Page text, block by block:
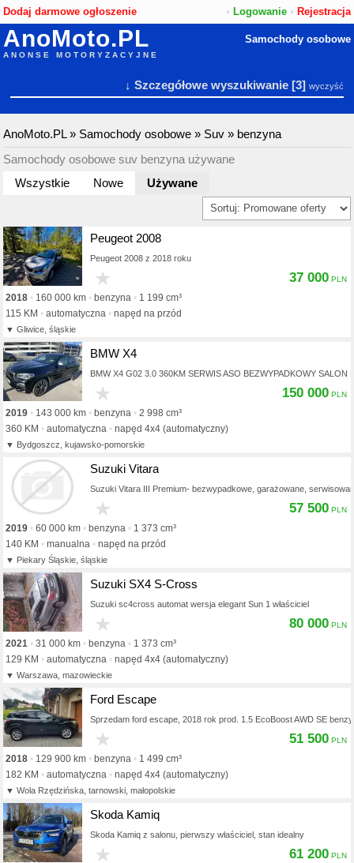
Dodaj darmowe ogłoszenie • Logowanie• Rejestracja
AnoMoto.PL
ANONSE MOTORYZACYJNE
Samochody osobowe
↓ Szczegółowe wyszukiwanie[3] wyczyść
AnoMoto.PL» Samochody osobowe » Suv » benzyna
Samochody osobowe suv benzyna używane
Wszystkie
Nowe Używane
Peugeot 2008
Peugeot 2008 z 2018 roku
2018 160 000 km benzyna
1 199 cm³
115 KM
automatyczna napęd na przód
Gliwice, śląskie
37 000
BMW X4
BMW X4 G02 3.0 360KM SERWIS ASO BEZWYPADKOWY SALON
2019 143 000 km benzyna
2 998 cm³
360 KM
automatyczna napęd 4x4 (automatyczny)
Bydgoszcz, kujawsko-pomorskie
150 000
Suzuki Vitara
Suzuki Vitara III Premium- bezwypadkowe, garażowane,
2019 60 000 km benzyna
1 373 cm³
140 KM
manualna napęd na przód
Piekary Śląskie, śląskie
57 500
Suzuki SX4 S-Cross
Suzuki sc4cross automat wersja elegant Sun 1 właściciel
2021 31 000 km benzyna
1 373 cm³
129 KM
automatyczna napęd 4x4 (automatyczny)
Warszawa, mazowieckie
80 000
Ford Escape
Sprzedam ford escape, 2018 rok prod. 1.5 EcoBoost AWD SE
2018 129 900 km benzyna
1 499 cm³
182 KM
automatyczna napęd 4x4 (automatyczny)
Wola Rzędzińska, tarnowski, małopolskie
51 500
Skoda Kamiq
Skoda Kamiq z salonu, pierwszy właściciel, stan idealny
61 200